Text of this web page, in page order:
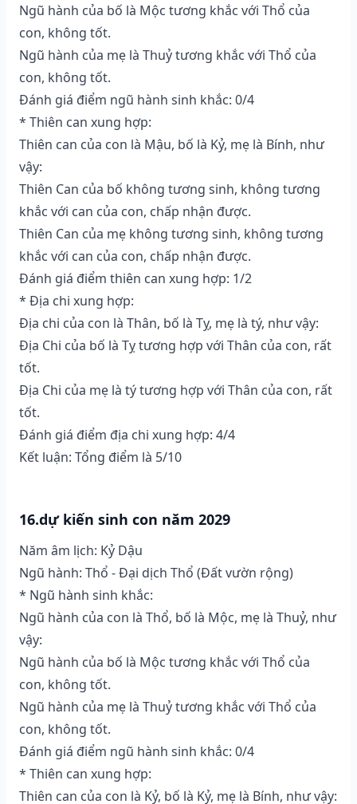
Ngũ hành của bố là Mộc tương khắc với Thổ của
con, không tốt.
Ngũ hành của mẹ là Thuỷ tương khắc với Thổ của
con, không tốt.
Đánh giá điểm ngũ hành sinh khắc: 0/4
* Thiên can xung hợp:
Thiên can của con là Mậu, bố là Kỷ, mẹ là Bính, như
vậy:
Thiên Can của bố không tương sinh, không tương
khắc với can của con, chấp nhận được.
Thiên Can của mẹ không tương sinh, không tương
khắc với can của con, chấp nhận được.
Đánh giá điểm thiên can xung hợp: 1/2
* Địa chi xung hợp:
Địa chi của con là Thân, bố là Tỵ, mẹ là tý, như vậy:
Địa Chi của bố là Tỵ tương hợp với Thân của con, rất
tốt.
Địa Chi của mẹ là tý tương hợp với Thân của con, rất
tốt.
Đánh giá điểm địa chi xung hợp: 4/4
Kết luận: Tổng điểm là 5/10
16.dự kiến sinh con năm 2029
Năm âm lịch: Kỷ Dậu
Ngũ hành: Thổ - Đại dịch Thổ (Ðất vườn rộng)
* Ngũ hành sinh khắc:
Ngũ hành của con là Thổ, bố là Mộc, mẹ là Thuỷ, như
vậy:
Ngũ hành của bố là Mộc tương khắc với Thổ của
con, không tốt.
Ngũ hành của mẹ là Thuỷ tương khắc với Thổ của
con, không tốt.
Đánh giá điểm ngũ hành sinh khắc: 0/4
* Thiên can xung hợp:
Thiên can của con là Kỷ, bố là Kỷ, mẹ là Bính, như vậy: